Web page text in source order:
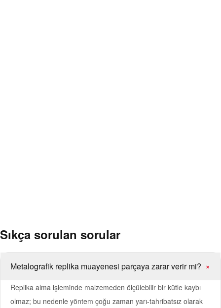
Sıkça sorulan sorular
Metalografik replika muayenesi parçaya zarar verir mi? +
Replika alma işleminde malzemeden ölçülebilir bir kütle kaybı
olmaz; bu nedenle yöntem çoğu zaman yarı-tahribatsız olarak